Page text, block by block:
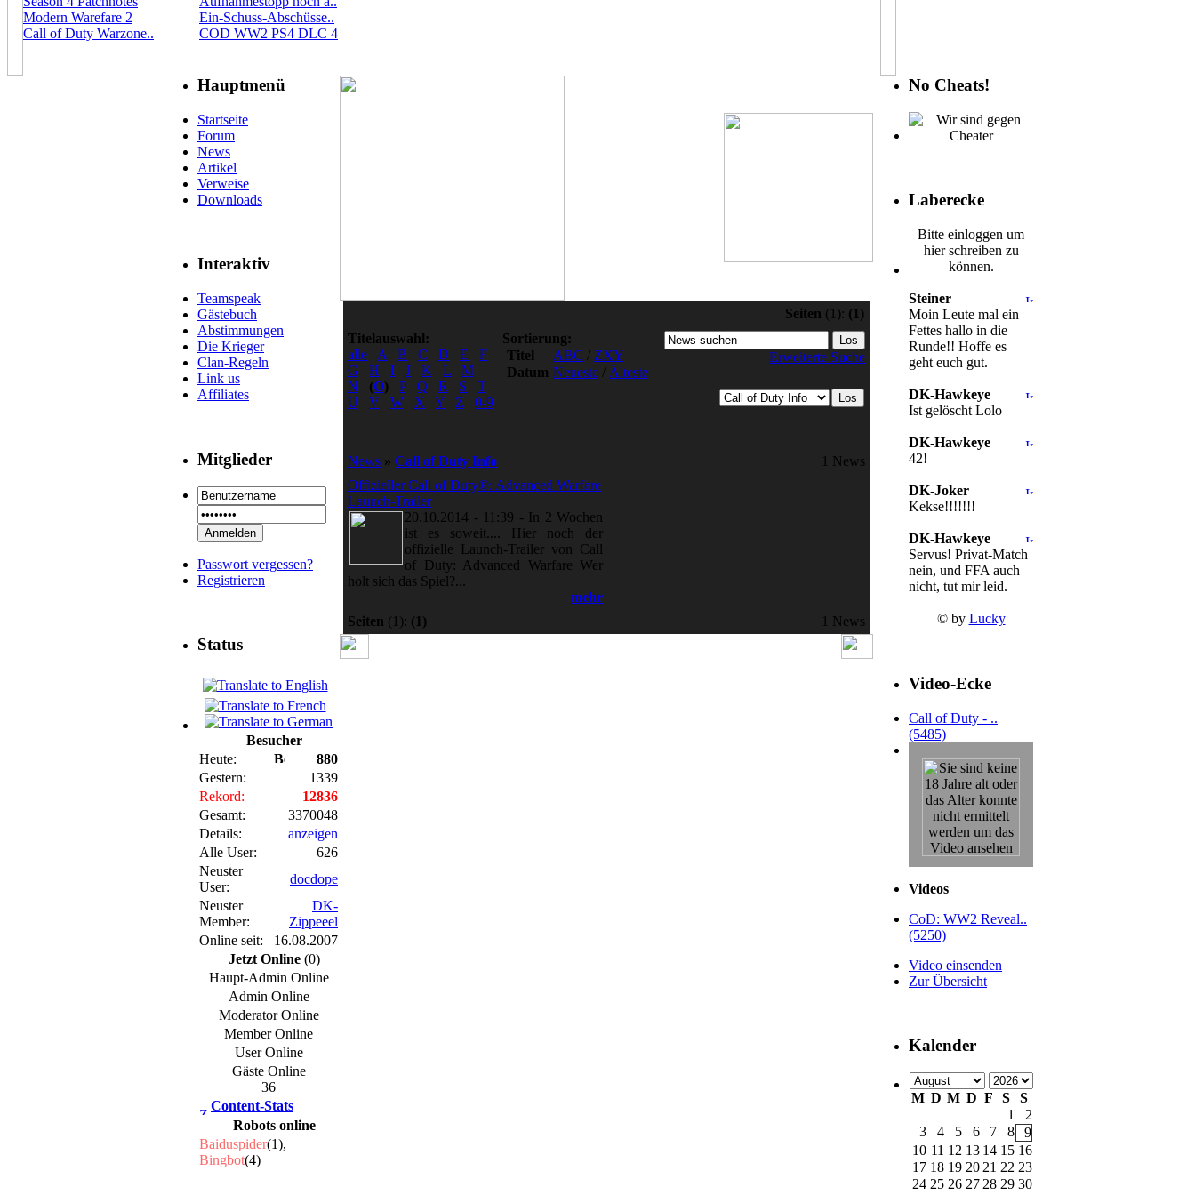
Modern Warefare 2
Call of Duty Warzone..
Ein-Schuss-Abschüsse..
COD WW2 PS4 DLC 4
Hauptmenü
Startseite
Forum
News
Artikel
Verweise
Downloads
Interaktiv
Teamspeak
Gästebuch
Abstimmungen
Die Krieger
Clan-Regeln
Link us
Affiliates
Mitglieder
Passwort vergessen?
Registrieren
Status
Besucher
Heute:
880
Gestern:
1339
Rekord:
12836
Gesamt:
3370048
Details:
anzeigen
Alle User:
626
Neuster
User:
docdope
Neuster
Member:
DK-
Zippeeel
Online seit:
16.08.2007
Jetzt Online (0)
Haupt-Admin Online
Admin Online
Moderator Online
Member Online
User Online
Gäste Online
36
Content-Stats
Robots online
Baiduspider(1),
Bingbot(4)
Seiten (1): (1)
Titelauswahl:
alle
A B C D E
F
G
H I J K L
M
N
(O) P Q R S
T
U
V W X Y Z 0-9
Sortierung:
Titel
ABC / ZXY
Datum Neueste / Älteste
Erweiterte Suche
News » Call of Duty Info
1 News
Offizieller Call of Duty®: Advanced Warfare
Launch-Trailer
20.10.2014 - 11:39 - In 2 Wochen
ist es soweit.... Hier noch der
offizielle Launch-Trailer von Call
of Duty: Advanced Warfare Wer
holt sich das Spiel?...
mehr
Seiten (1): (1) 1 News
No Cheats!
Laberecke
Bitte einloggen um
hier schreiben zu
können.
Steiner
Moin Leute mal ein
Fettes hallo in die
Runde!! Hoffe es
geht euch gut.
DK-Hawkeye
Ist gelöscht Lolo
DK-Hawkeye
42!
DK-Joker
Kekse!!!!!!!
DK-Hawkeye
Servus! Privat-Match
nein, und FFA auch
nicht, tut mir leid.
© by Lucky
Video-Ecke
Call of Duty - ..
(5485)
Videos
CoD: WW2 Reveal..
(5250)
Video einsenden
Zur Übersicht
Kalender
M D M D F S
S
1
2
3
4 5 6 7 8
9
10 11 12 13 14 15 16
17 18 19 20 21 22 23
24 25 26 27 28 29 30